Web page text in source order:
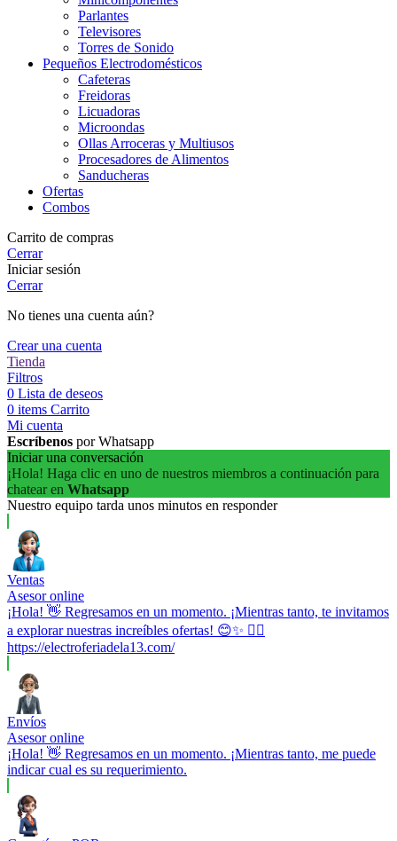
Parlantes
Televisores
Torres de Sonido
Pequeños Electrodomésticos
Cafeteras
Freidoras
Licuadoras
Microondas
Ollas Arroceras y Multiusos
Procesadores de Alimentos
Sanducheras
Ofertas
Combos
Carrito de compras
Cerrar
Iniciar sesión
Cerrar
No tienes una cuenta aún?
Crear una cuenta
Tienda
Filtros
0 Lista de deseos
0 items Carrito
Mi cuenta
Escríbenos por Whatsapp
Iniciar una conversación
¡Hola! Haga clic en uno de nuestros miembros a continuación para
chatear en Whatsapp
Nuestro equipo tarda unos minutos en responder
Ventas
Asesor online
¡Hola! 👋 Regresamos en un momento. ¡Mientras tanto, te invitamos
a explorar nuestras increíbles ofertas! 😊✨ 👉🏼
https://electroferiadela13.com/
Envíos
Asesor online
¡Hola! 👋 Regresamos en un momento. ¡Mientras tanto, me puede
indicar cual es su requerimiento.